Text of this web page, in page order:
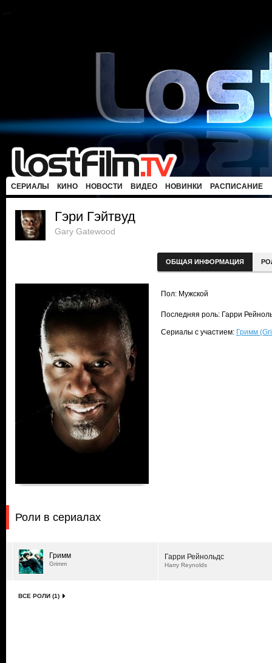
СЕРИАЛЫ КИНО НОВОСТИ ВИДЕО НОВИНКИ РАСПИСАНИЕ
Гэри Гэйтвуд
Gary Gatewood
ОБЩАЯ ИНФОРМАЦИЯ
Пол: Мужской
Последняя роль: Гарри
Сериалы с участием: Гримм
Роли в сериалах
Гримм
Grimm
Гарри Рейнольдс
Harry Reynolds
ВСЕ РОЛИ (1)